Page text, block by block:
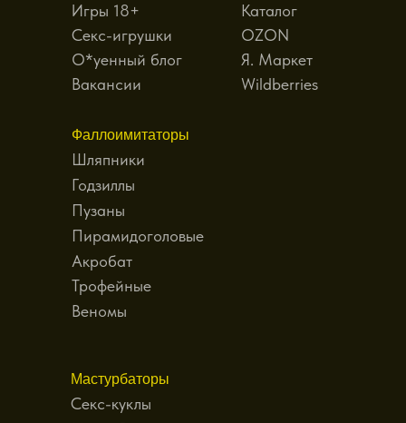
Каталог
OZON
Я. Маркет
Wildberries
Мастурбаторы
Секс-куклы
Фаллоимитаторы
Шляпники
Годзиллы
Пузаны
Пирамидоголовые
Акробат
Трофейные
Веномы
Игры 18+
Секс-игрушки
О*уенный блог
Вакансии